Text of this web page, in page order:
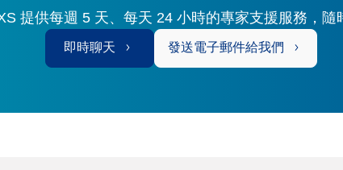
提供每週 5 天、每天 24 小時的專家支援服務，隨
即時聊天 發送電子郵件給我們